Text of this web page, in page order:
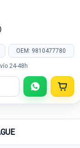
OEM: 9810477780
24-48h